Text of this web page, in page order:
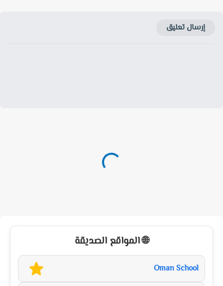
إرسال تعليق
🌐 المواقع الصديقة
Oman School